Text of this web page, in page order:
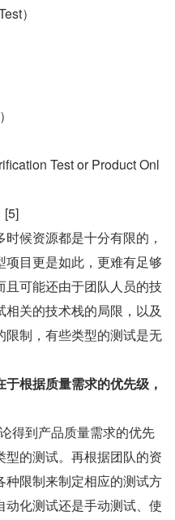
）
Test or Product Onl
[5]
候资源都是十分有限的，
目更是如此，更难有足够
且可能还由于团队人员的技
关的技术栈的局限，以及
制，有些类型的测试是无
根据质量需求的优先级，
得到产品质量需求的优先
的测试。再根据团队的资
限制来制定相应的测试方
化测试还是手动测试、使